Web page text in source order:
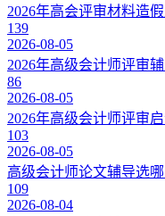
2026年高会评审材料造
139
2026-08-05
2026年高级会计师评审
86
2026-08-05
2026年高级会计师评审
103
2026-08-05
高级会计师论文辅导选
109
2026-08-04